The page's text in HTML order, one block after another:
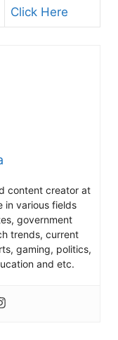
Click Here
content creator at
in various fields
government
trends, current
gaming, politics,
and etc.